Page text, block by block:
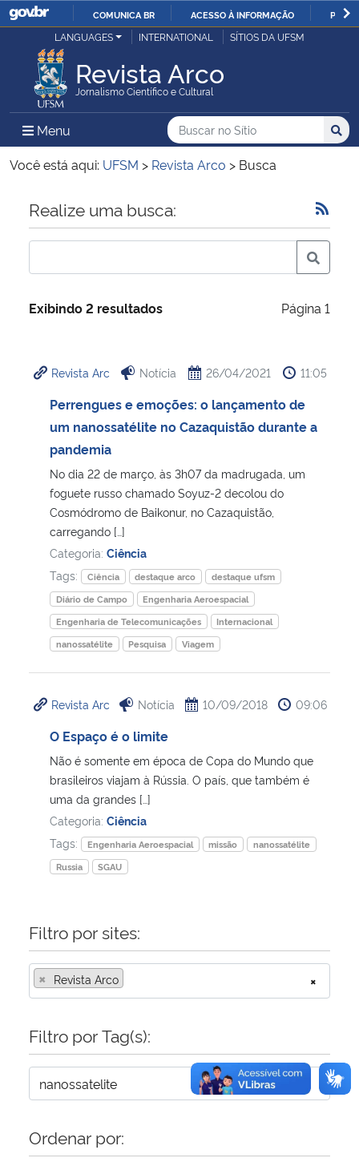
IR
O
COMUNICA BR ACESSO À INFORMAÇÃO
Ministério da Justiça e Segurança Pública
Ministério da Defesa
Ministério das Relações Exteriores
Ministério da Economia
Ministério da Infraestrutura
Ministério da Cidadania
Ministério de Minas e Energia
Ministério da Ciência, Tecnologia, Inovações e Comunicações
Ministério do Meio Ambiente
Ministério do Turismo
Ministério do Desenvolvimento Regional
Controladoria-Geral da União
Ministério da Mulher, da Família e dos Direitos Humanos
Secretaria-Geral
Secretaria de Governo
Gabinete de Segurança Institucional
Banco Central do Brasil
Planalto
LANGUAGES INTERNATIONAL SÍTIOS DA UFSM
Revista Arco
Jornalismo Científico e Cultural
Menu Menu Principal do Sítio
Busca
Buscar no no Sítio
Busca:
Você está aqui: UFSM > Revista Arco > Busca
Início do conteúdo
Realize uma busca:
Exibindo 2 resultados Página 1
Revista Arc Notícia 26/04/2021 11:05
Perrengues e emoções: o lançamento de
um nanossatélite no Cazaquistão durante a
pandemia
No dia 22 de março, às 3h07 da madrugada, um
foguete russo chamado Soyuz-2 decolou do
Cosmódromo de Baikonur, no Cazaquistão,
carregando […]
Categoria: Ciência
Tags:
Ciência destaque arco
destaque ufsm
Diário de Campo
Engenharia Aeroespacial
Engenharia de Telecomunicações
Internacional
nanossatélite
Pesquisa Viagem
Revista Arc Notícia 10/09/2018 09:06
O Espaço é o limite
Não é somente em época de Copa do Mundo que
brasileiros viajam à Rússia. O país, que também é
uma da grandes […]
Categoria: Ciência
Tags:
Engenharia Aeroespacial missão
nanossatélite
Russia
SGAU
Filtro por sites:
×
× Revista Arco
Filtro por Tag(s):
Ordenar por: